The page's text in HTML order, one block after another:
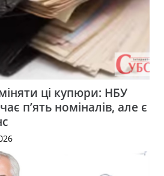
ці купюри: НБУ
п’ять номіналів, але є